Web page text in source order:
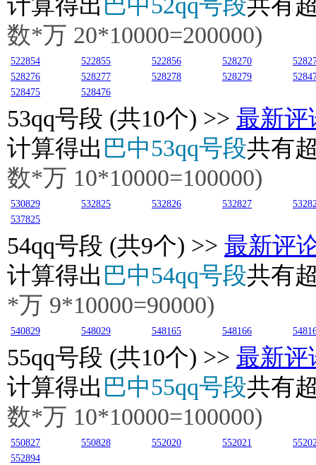
计算得出 巴中52qq号段共有
数*万 20*10000=200000)
522854 522855 522856 528270
528276
528277 528278 528279
528475
528476
53qq号段 (共10个) >> 最新评
计算得出 巴中53qq号段共有
数*万 10*10000=100000)
530829 532825 532826 532827
537825
54qq号段 (共9个) >> 最新评
计算得出 巴中54qq号段共有
*万 9*10000=90000)
540829 548029 548165 548166
55qq号段 (共10个) >> 最新评
计算得出 巴中55qq号段共有
数*万 10*10000=100000)
550827 550828 552020 552021
552894